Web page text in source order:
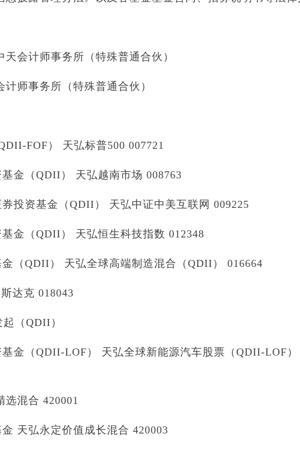
会计师事务所（特殊普通合伙）
师事务所（特殊普通合伙）
FOF） 天弘标普500 007721
金（QDII） 天弘越南市场 008763
投资基金（QDII） 天弘中证中美互联网 009225
金（QDII） 天弘恒生科技指数 012348
（QDII） 天弘全球高端制造混合（QDII） 016664
达克 018043
（QDII）
金（QDII-LOF） 天弘全球新能源汽车股票（QDII-LOF）
选混合 420001
天弘永定价值成长混合 420003